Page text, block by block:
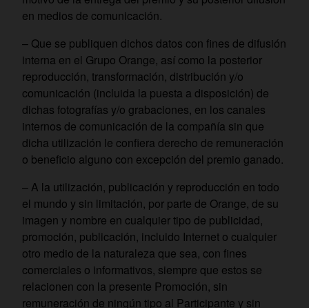
en medios de comunicación.
– Que se publiquen dichos datos con fines de difusión
interna en el Grupo Orange, así como la posterior
reproducción, transformación, distribución y/o
comunicación (incluida la puesta a disposición) de
dichas fotografías y/o grabaciones, en los canales
internos de comunicación de la compañía sin que
dicha utilización le confiera derecho de remuneración
o beneficio alguno con excepción del premio ganado.
– A la utilización, publicación y reproducción en todo
el mundo y sin limitación, por parte de Orange, de su
imagen y nombre en cualquier tipo de publicidad,
promoción, publicación, incluido Internet o cualquier
otro medio de la naturaleza que sea, con fines
comerciales o informativos, siempre que estos se
relacionen con la presente Promoción, sin
remuneración de ningún tipo al Participante y sin